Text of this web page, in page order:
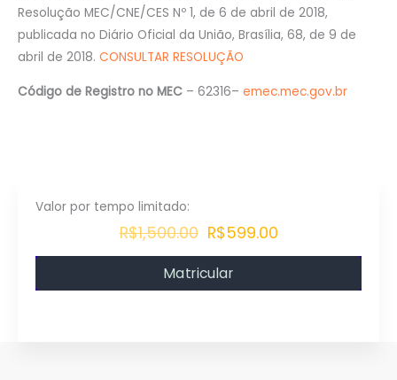
Resolução MEC/CNE/CES Nº 1, de 6 de abril de 2018,
publicada no Diário Oficial da União, Brasília, 68, de 9 de
abril de 2018. CONSULTAR RESOLUÇÃO
Código de Registro no MEC – 62316– emec.mec.gov.br
R$1,500.00 R$599.00
Matricular